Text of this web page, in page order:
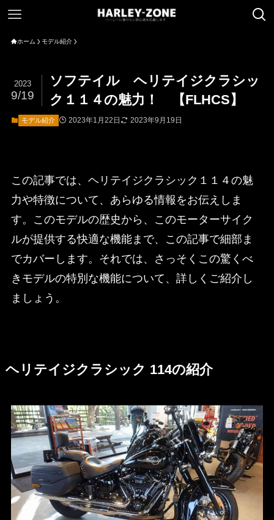
ホーム モデル紹介
ソフテイル ヘリテイジクラシッ
ク１１４の魅力！ 【FLHCS】
2023
9/19
モデル紹介 2023年1月22日 2023年9月19日
この記事では、ヘリテイジクラシック１１４の魅
力や特徴について、あらゆる情報をお伝えしま
す。このモデルの歴史から、このモーターサイク
ルが提供する快適な機能まで、この記事で細部ま
でカバーします。それでは、さっそくこの驚くべ
きモデルの特別な機能について、詳しくご紹介し
ましょう。
ヘリテイジクラシック 114の紹介